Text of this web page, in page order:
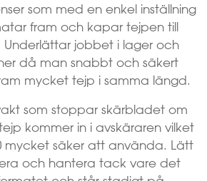
som med en enkel inställning
fram och kapar tejpen till
jobbet i lager och
då man snabbt och säkert
mycket tejp i samma längd.
som stoppar skärbladet om
kommer in i avskäraren vilket
mycket säker att använda. Lätt
och hantera tack vare det